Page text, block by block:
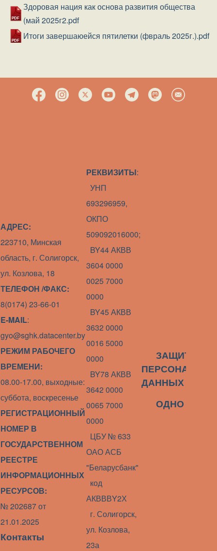
Документ
Здоровая нация как основа развития общества
(май 2025г2.pdf
Документ
Итоги завершаюейся пятилетки (фвраль 2025г.).pdf
АДРЕС:
223710, Минская
область, г. Солигорск,
ул. Козлова, 18
ТЕЛЕФОН /ФАКС:
8(0174) 23-66-01
E-MAIL:
gyo@sghk.datacenter.by
РЕЖИМ РАБОЧЕГО
ВРЕМЕНИ:
08.00-17.00, выходные:
суббота, воскресенье
РЕГИСТРАЦИОННЫЙ
НОМЕР В
ГОСУДАРСТВЕННОМ
РЕЕСТРЕ
ИНФОРМАЦИОННЫХ
РЕСУРСОВ:
№ 202687 от
21.01.2025
Контакты
РЕКВИЗИТЫ:
УНП
693296959,
ОКПО
509092016000;
BY44 АКВВ
3604 0000
0025 7000
0000
BY45 АКВВ
3632 0000
0016 5000
0000
BY78 АКВВ
3642 0000
0065 7000
0000
ЦБУ № 633
ОАО АСБ
"Беларусбанк"
код
АКВВВY2Х
г. Солигорск,
ул. Козлова,
23а
ЗАЩИТА
ДАННЫХ
ОДНО ОКНО